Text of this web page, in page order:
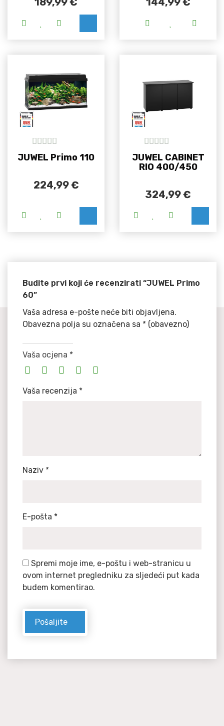
Ovaj proizvod ima više varijanti. Opcije se
Ovaj
5out of 5
JUWEL Primo 110
224,99€
5out of 5
JUWEL CABINET
RIO 400/450
324,99€
Ovaj proizvod
Budite prvi koji će recenzirati “JUWEL Primo
60”
Vaša adresa e-pošte neće biti objavljena.
Obavezna polja su označena sa * (obavezno)
Vaša ocjena *
Vaša recenzija *
Naziv *
E-pošta *
Spremi moje ime, e-poštu i web-stranicu u
ovom internet pregledniku za sljedeći put kada
budem komentirao.